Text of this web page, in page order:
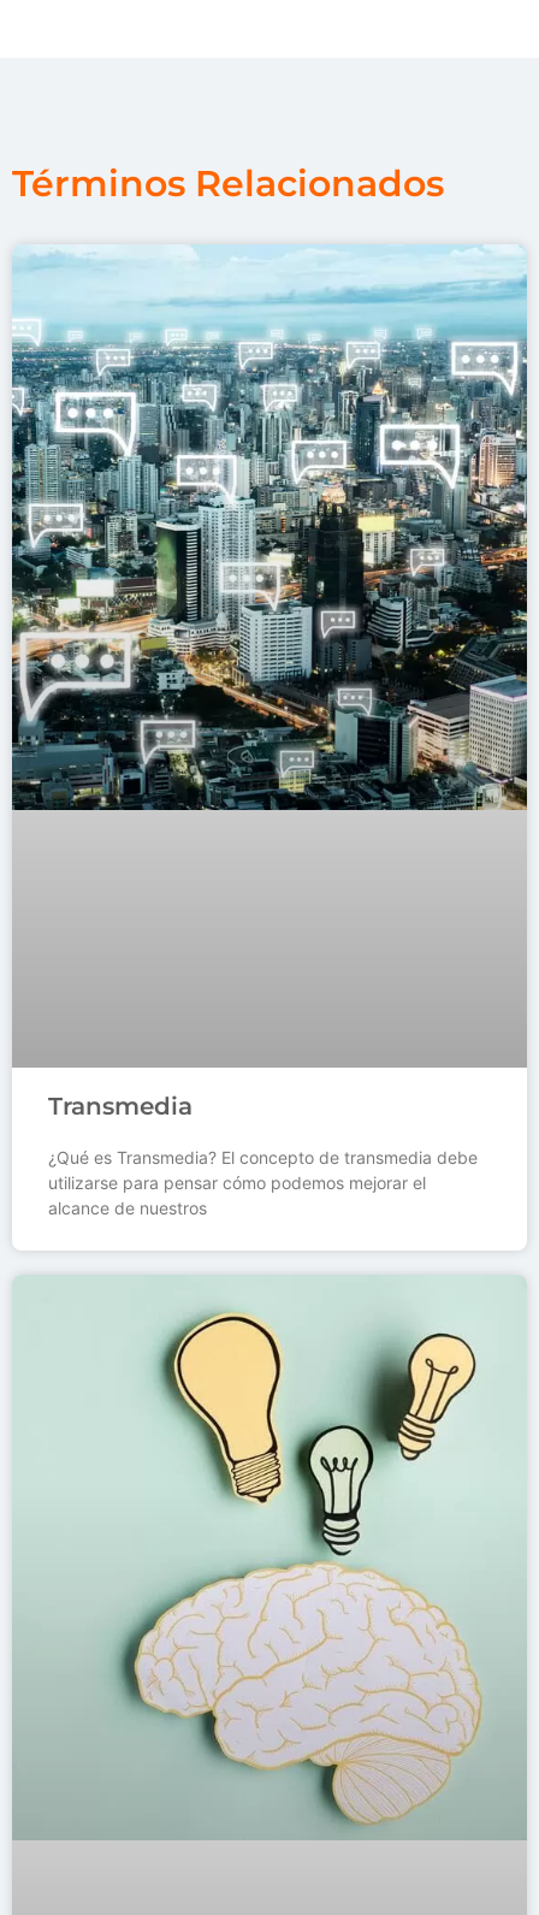
Términos Relacionados
Transmedia
¿Qué es Transmedia? El concepto de transmedia debe
utilizarse para pensar cómo podemos mejorar el
alcance de nuestros